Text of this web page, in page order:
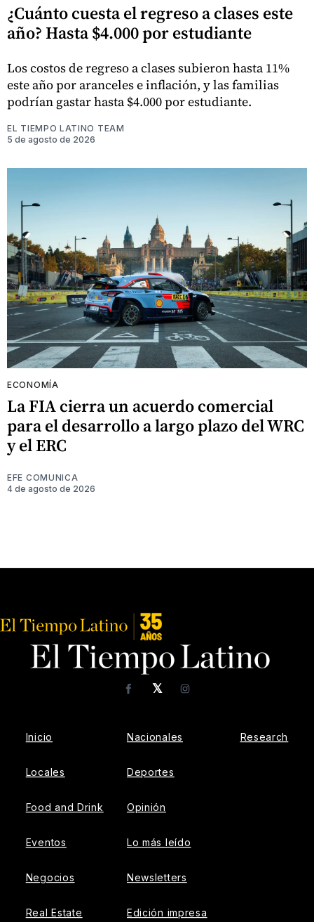
¿Cuánto cuesta el regreso a clases este
año? Hasta $4.000 por estudiante
Los costos de regreso a clases subieron hasta 11%
este año por aranceles e inflación, y las familias
podrían gastar hasta $4.000 por estudiante.
EL TIEMPO LATINO TEAM
5 de agosto de 2026
ECONOMÍA
La FIA cierra un acuerdo comercial
para el desarrollo a largo plazo del WRC
y el ERC
EFE COMUNICA
4 de agosto de 2026
𝕏
FacebookInstagram
Inicio
Locales
Food and Drink
Eventos
Negocios
Real Estate
Nacionales
Deportes
Opinión
Lo más leído
Newsletters
Edición impresa
Research